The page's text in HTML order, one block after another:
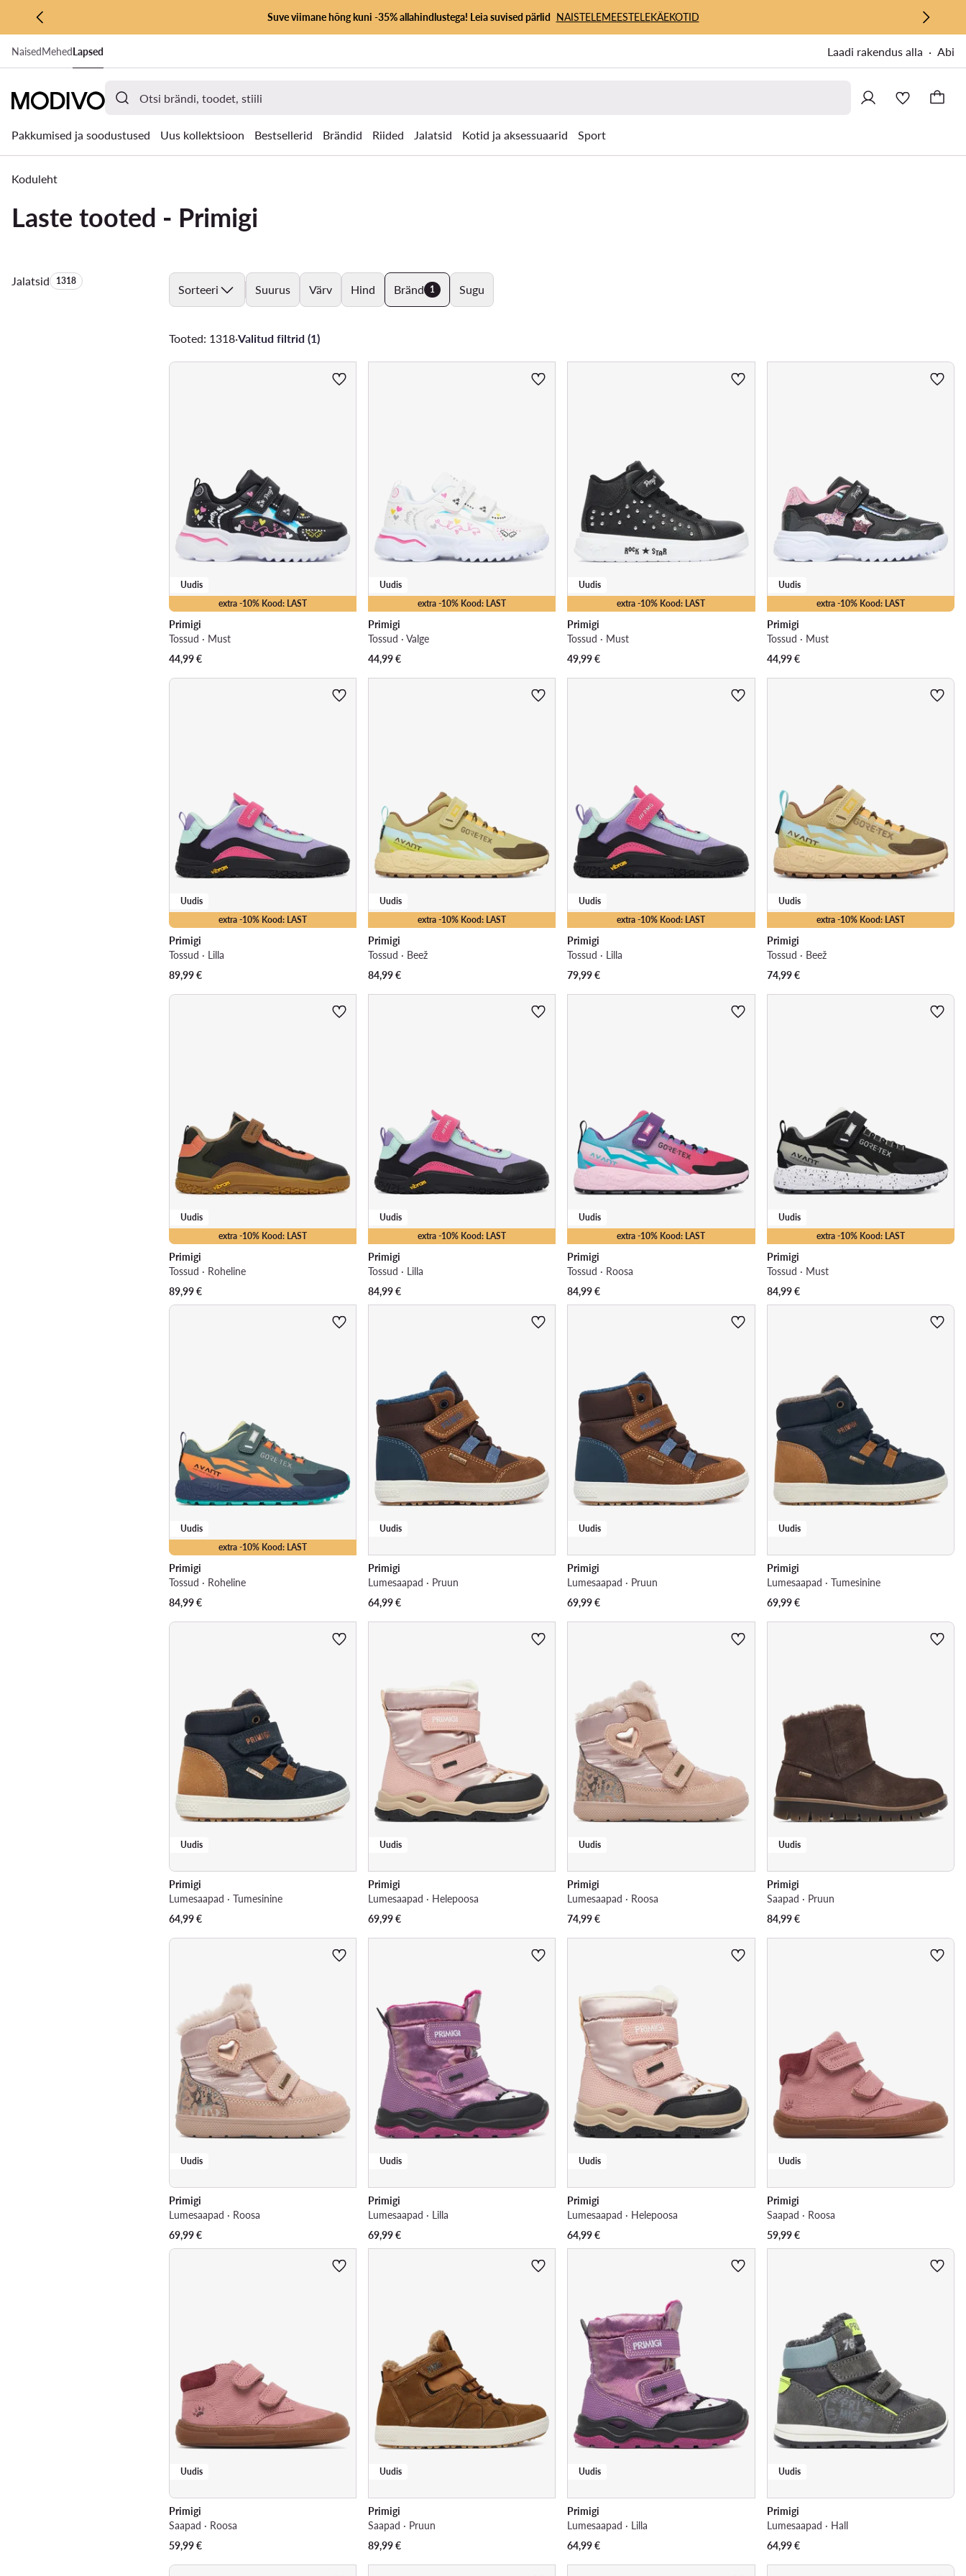
LIIGU PÕHISISU JUURDE
MINE OTSINGUSSE
Suve viimane hõng kuni -35% allahindlustega! Leia suvised pärlid NAISTELEMEESTELEKÄEKOTID
NaisedMehedLapsed Laadi rakendus alla Abi
Pakkumised ja soodustused Uus kollektsioon Bestsellerid Brändid Riided Jalatsid Kotid ja aksessuaarid Sport
Koduleht
Laste tooted - Primigi
JalatsidToodete arv:
1318
Sorteeri Suurus Värv Hind Bränd 1 Sugu
Tooted: 1318·Valitud filtrid (1)
extra -10% Kood: LAST
Uudis
Primigi
Tossud · Must
44,99€
extra -10% Kood: LAST
Uudis
Primigi
Tossud · Valge
44,99€
extra -10% Kood: LAST
Uudis
Primigi
Tossud · Must
49,99€
extra -10% Kood: LAST
Uudis
Primigi
Tossud · Must
44,99€
extra -10% Kood: LAST
Uudis
Primigi
Tossud · Lilla
89,99€
extra -10% Kood: LAST
Uudis
Primigi
Tossud · Beež
84,99€
extra -10% Kood: LAST
Uudis
Primigi
Tossud · Lilla
79,99€
extra -10% Kood: LAST
Uudis
Primigi
Tossud · Beež
74,99€
extra -10% Kood: LAST
Uudis
Primigi
Tossud · Roheline
89,99€
extra -10% Kood: LAST
Uudis
Primigi
Tossud · Lilla
84,99€
extra -10% Kood: LAST
Uudis
Primigi
Tossud · Roosa
84,99€
extra -10% Kood: LAST
Uudis
Primigi
Tossud · Must
84,99€
extra -10% Kood: LAST
Uudis
Primigi
Tossud · Roheline
84,99€
Uudis
Primigi
Lumesaapad · Pruun
64,99€
Uudis
Primigi
Lumesaapad · Pruun
69,99€
Uudis
Primigi
Lumesaapad · Tumesinine
69,99€
Uudis
Primigi
Lumesaapad · Tumesinine
64,99€
Uudis
Primigi
Lumesaapad · Heleроosa
69,99€
Uudis
Primigi
Lumesaapad · Roosa
74,99€
Uudis
Primigi
Saapad · Pruun
84,99€
Uudis
Primigi
Lumesaapad · Roosa
69,99€
Uudis
Primigi
Lumesaapad · Lilla
69,99€
Uudis
Primigi
Lumesaapad · Heleроosa
64,99€
Uudis
Primigi
Saapad · Roosa
59,99€
Uudis
Primigi
Saapad · Roosa
59,99€
Uudis
Primigi
Saapad · Pruun
89,99€
Uudis
Primigi
Lumesaapad · Lilla
64,99€
Uudis
Primigi
Lumesaapad · Hall
64,99€